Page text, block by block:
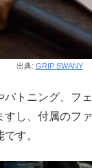
出典: GRIP SWANY
バトニング、フ
すし、付属のフ
す。